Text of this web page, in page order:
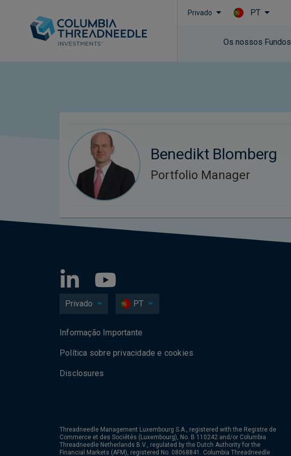
Privado PT
Os nossos Fundos
Benedikt Blomberg
Portfolio Manager
Privado PT
Informação Importante
Política sobre privacidade e cookies
Disclosures
Threadneedle Management Luxembourg S.A., registered with the Registre de
Commerce et des Sociétés (Luxembourg), No. B 110242 and/or Columbia
Threadneedle Netherlands B.V., regulated by the Dutch Authority for the
Financial Markets (AFM), registered No. 08068841. Columbia Threadneedle